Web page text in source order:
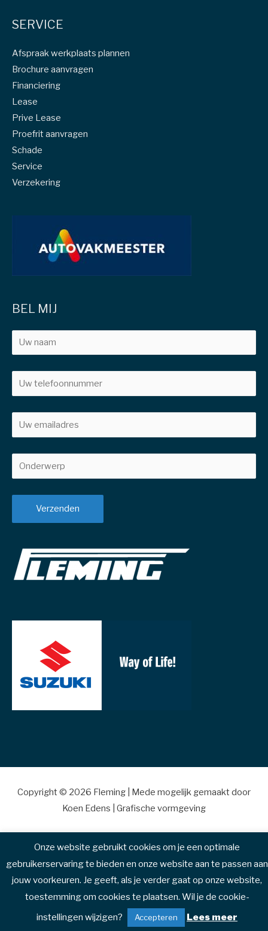
SERVICE
Afspraak werkplaats plannen
Brochure aanvragen
Financiering
Lease
Prive Lease
Proefrit aanvragen
Schade
Service
Verzekering
BEL MIJ
Copyright © 2026 Fleming | Mede mogelijk gemaakt door
Koen Edens | Grafische vormgeving
Onze website gebruikt cookies om je een optimale
gebruikerservaring te bieden en onze website aan te passen aan
jouw voorkeuren. Je geeft, als je verder gaat op onze website,
toestemming om cookies te plaatsen. Wil je de cookie-
instellingen wijzigen?
Accepteren Lees meer